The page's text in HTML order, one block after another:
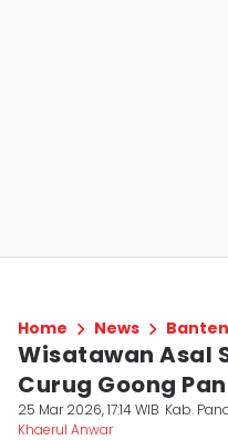
Home News Banten
Wisatawan Asal
Curug Goong
25 Mar 2026, 17:14 WIB Kab.
Khaerul Anwar